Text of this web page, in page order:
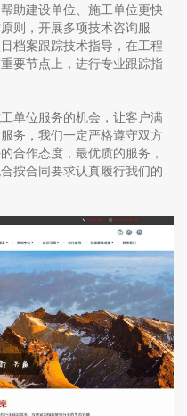
助建设单位、施工单位更快
则，开展多项技术咨询服
档案跟踪技术指导，在工程
要节点上，进行专业跟踪指
单位服务的机会，让客户满
务，我们一定严格遵守双方
合作态度，最优质的服务，
按合同要求认真履行我们的